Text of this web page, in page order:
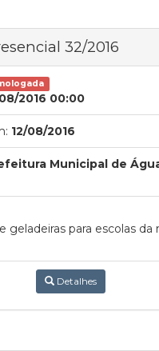
32/2016
2016 00:00
12/08/2016
Municipal de
geladeiras para escolas da
Detalhes